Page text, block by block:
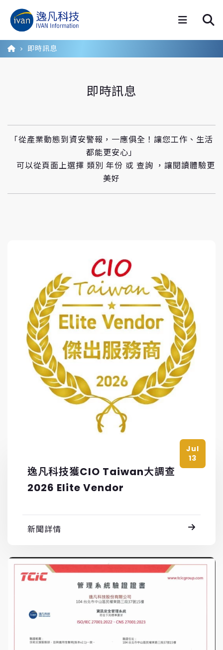
即時訊息
即時訊息
「從產業動態到資安警報，一應俱全！讓您工作、生活
都能更安心」
可以從頁面上選擇 類別 年份 或 查詢 ，讓閱讀體驗更
美好
Jul
13
逸凡科技獲CIO Taiwan大調查
2026 Elite Vendor
新聞詳情